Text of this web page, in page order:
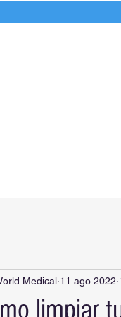
limpiar
Medical 11 ago 2022